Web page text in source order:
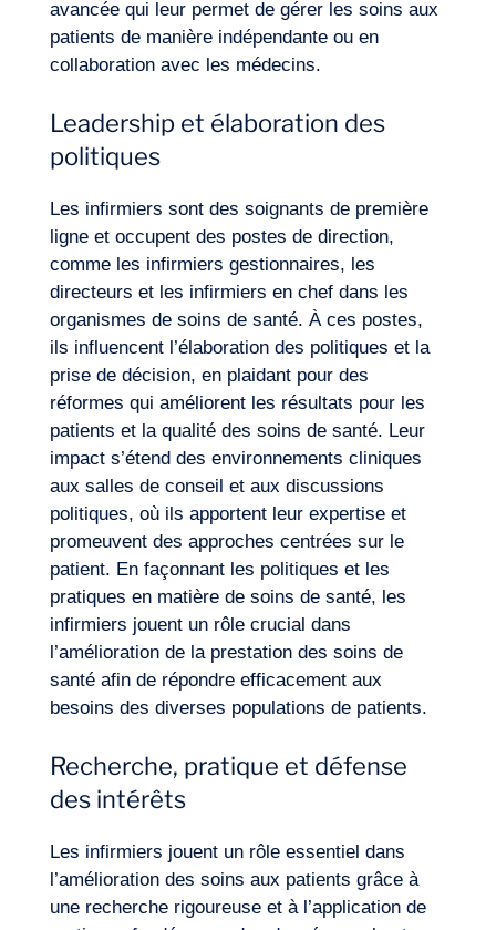
Envie d’embarquer ?
avancée qui leur permet de gérer les soins aux
patients de manière indépendante ou en
collaboration avec les médecins.
Leadership et élaboration des
politiques
Les infirmiers sont des soignants de première
ligne et occupent des postes de direction,
comme les infirmiers gestionnaires, les
directeurs et les infirmiers en chef dans les
organismes de soins de santé. À ces postes,
ils influencent l’élaboration des politiques et la
prise de décision, en plaidant pour des
réformes qui améliorent les résultats pour les
patients et la qualité des soins de santé. Leur
impact s’étend des environnements cliniques
aux salles de conseil et aux discussions
politiques, où ils apportent leur expertise et
promeuvent des approches centrées sur le
patient. En façonnant les politiques et les
pratiques en matière de soins de santé, les
infirmiers jouent un rôle crucial dans
l’amélioration de la prestation des soins de
santé afin de répondre efficacement aux
besoins des diverses populations de patients.
Recherche, pratique et défense
des intérêts
Les infirmiers jouent un rôle essentiel dans
l’amélioration des soins aux patients grâce à
une recherche rigoureuse et à l’application de